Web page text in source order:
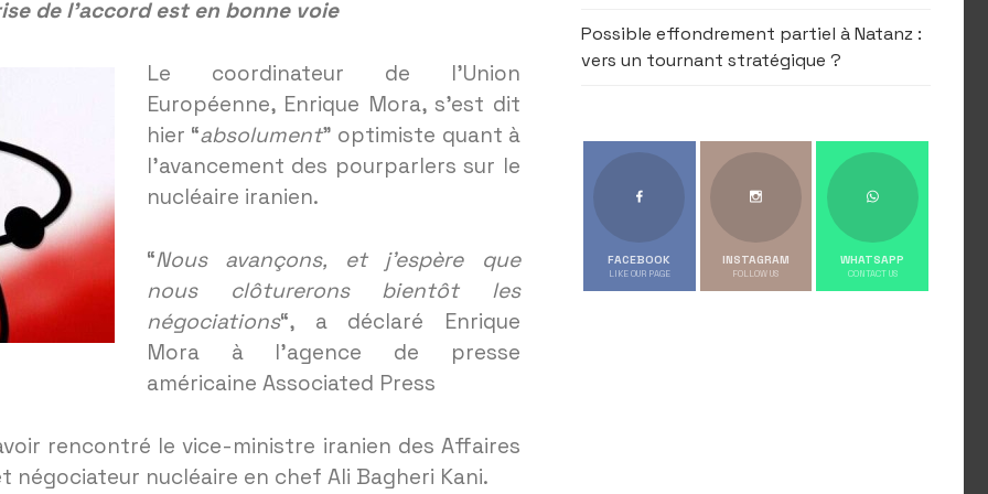
de l’accord est en bonne voie
Le coordinateur de l’Union
Européenne, Enrique Mora, s’est dit
hier “absolument” optimiste quant à
l’avancement des pourparlers sur le
nucléaire iranien.
“Nous avançons, et j’espère que
nous clôturerons bientôt les
négociations“, a déclaré Enrique
Mora à l’agence de presse
américaine Associated Press
rencontré le vice-ministre iranien des Affaires
nucléaire en chef Ali Bagheri Kani.
Possible effondrement partiel à Natanz :
vers un tournant stratégique ?
FACEBOOK
LIKE OUR PAGE
INSTAGRAM
FOLLOW US
WHATSAPP
CONTACT US